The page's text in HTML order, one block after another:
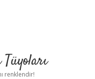
renklendir!